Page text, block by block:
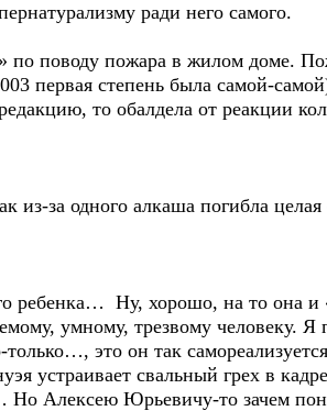
ради него самого.
по поводу пожара в жилом доме.
первая степень была самой-
то обалдела от реакции
из-за одного алкаша погибла
ребенка… Ну, хорошо, на то она и
умному, трезвому человеку.
это он так
устраивает свальный грех в
Но Алексею Юрьевичу-то зачем